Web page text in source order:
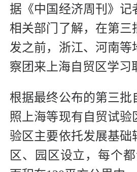
据《中国经济周刊》记
相关部门了解，在第三
发之前，浙江、河南等
察团来上海自贸区学习
根据最终公布的第三批
照上海等现有自贸试验
验区主要依托发展基础
区、园区设立，每个都